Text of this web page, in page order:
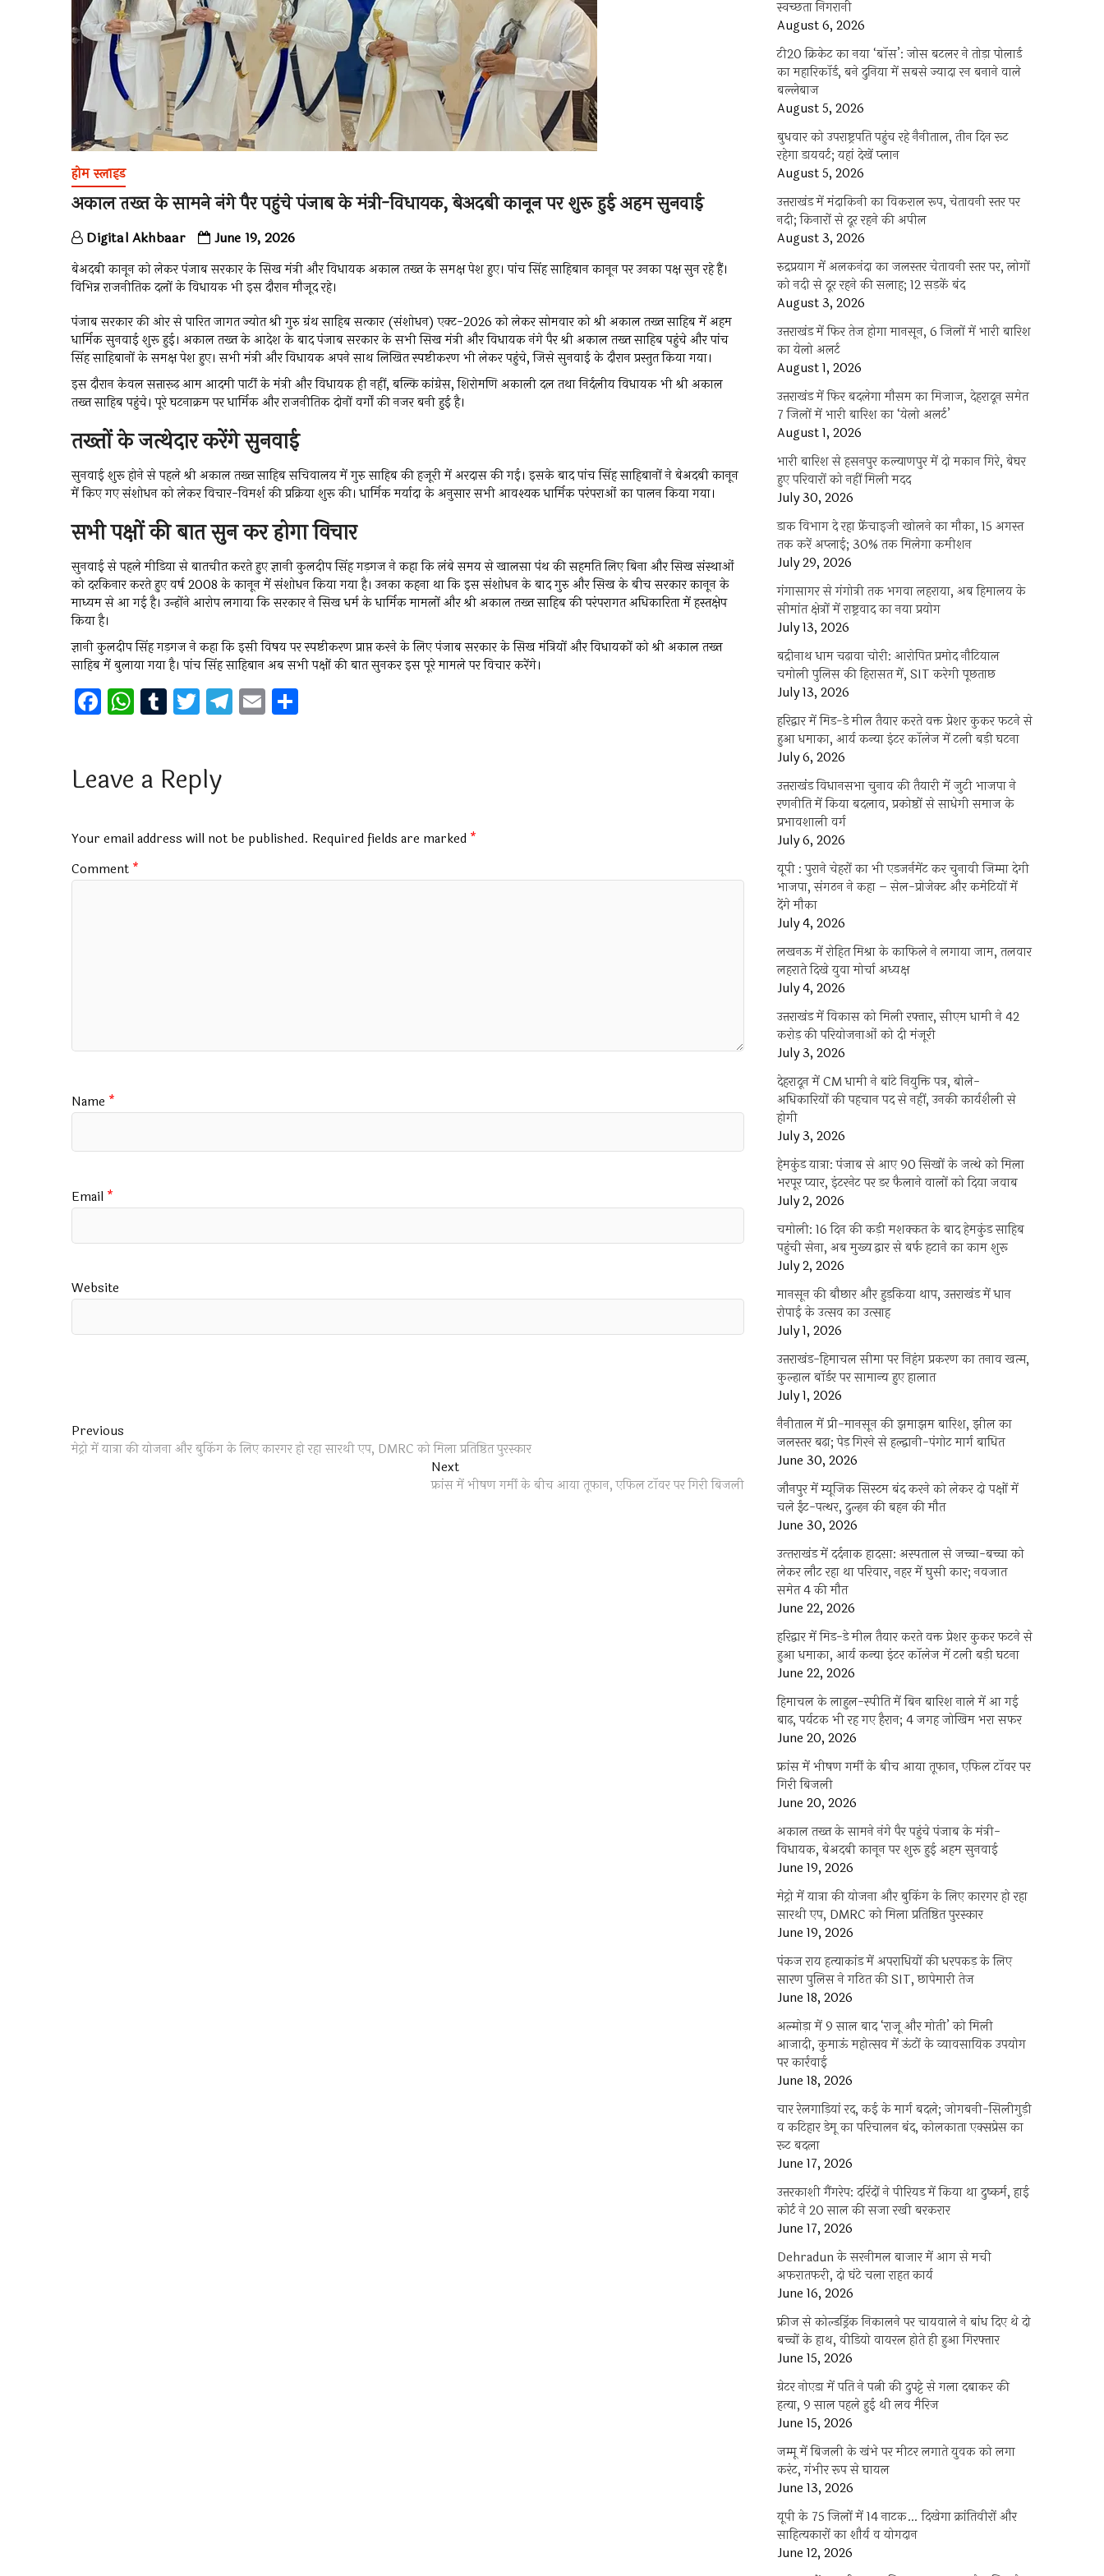
होम स्लाइड
अकाल तख्त के सामने नंगे पैर पहुंचे पंजाब के मंत्री-विधायक, बेअदबी कानून पर शुरू हुई अहम सुनवाई
Digital Akhbaar June 19, 2026
बेअदबी कानून को लेकर पंजाब सरकार के सिख मंत्री और विधायक अकाल तख्त के समक्ष पेश हुए। पांच सिंह साहिबान कानून पर उनका पक्ष सुन रहे हैं।
विभिन्न राजनीतिक दलों के विधायक भी इस दौरान मौजूद रहे।
पंजाब सरकार की ओर से पारित जागत ज्योत श्री गुरु ग्रंथ साहिब सत्कार (संशोधन) एक्ट-2026 को लेकर सोमवार को श्री अकाल तख्त साहिब में अहम
धार्मिक सुनवाई शुरू हुई। अकाल तख्त के आदेश के बाद पंजाब सरकार के सभी सिख मंत्री और विधायक नंगे पैर श्री अकाल तख्त साहिब पहुंचे और पांच
सिंह साहिबानों के समक्ष पेश हुए। सभी मंत्री और विधायक अपने साथ लिखित स्पष्टीकरण भी लेकर पहुंचे, जिसे सुनवाई के दौरान प्रस्तुत किया गया।
इस दौरान केवल सत्तारूढ़ आम आदमी पार्टी के मंत्री और विधायक ही नहीं, बल्कि कांग्रेस, शिरोमणि अकाली दल तथा निर्दलीय विधायक भी श्री अकाल
तख्त साहिब पहुंचे। पूरे घटनाक्रम पर धार्मिक और राजनीतिक दोनों वर्गों की नजर बनी हुई है।
तख्तों के जत्थेदार करेंगे सुनवाई
सुनवाई शुरू होने से पहले श्री अकाल तख्त साहिब सचिवालय में गुरु साहिब की हजूरी में अरदास की गई। इसके बाद पांच सिंह साहिबानों ने बेअदबी कानून
में किए गए संशोधन को लेकर विचार-विमर्श की प्रक्रिया शुरू की। धार्मिक मर्यादा के अनुसार सभी आवश्यक धार्मिक परंपराओं का पालन किया गया।
सभी पक्षों की बात सुन कर होगा विचार
सुनवाई से पहले मीडिया से बातचीत करते हुए ज्ञानी कुलदीप सिंह गड़गज ने कहा कि लंबे समय से खालसा पंथ की सहमति लिए बिना और सिख संस्थाओं
को दरकिनार करते हुए वर्ष 2008 के कानून में संशोधन किया गया है। उनका कहना था कि इस संशोधन के बाद गुरु और सिख के बीच सरकार कानून के
माध्यम से आ गई है। उन्होंने आरोप लगाया कि सरकार ने सिख धर्म के धार्मिक मामलों और श्री अकाल तख्त साहिब की परंपरागत अधिकारिता में हस्तक्षेप
किया है।
ज्ञानी कुलदीप सिंह गड़गज ने कहा कि इसी विषय पर स्पष्टीकरण प्राप्त करने के लिए पंजाब सरकार के सिख मंत्रियों और विधायकों को श्री अकाल तख्त
साहिब में बुलाया गया है। पांच सिंह साहिबान अब सभी पक्षों की बात सुनकर इस पूरे मामले पर विचार करेंगे।
F
a
b
o
k
W
h
s
p
p
T
u
bl
T
wi
er
T
el
m
E
m
Leave a Reply
Your email address will not be published. Required fields are marked *
Comment *
Name *
Email *
Website
Post
navigation
Previous
post:
मेट्रो में यात्रा की योजना और बुकिंग के लिए कारगर हो रहा सारथी एप, DMRC को मिला प्रतिष्ठित पुरस्कार
NextNext
post:
फ्रांस में भीषण गर्मी के बीच आया तूफान, एफिल टॉवर पर गिरी बिजली
स्वच्छता निगरानी
August 6, 2026
टी20 क्रिकेट का नया ‘बॉस’: जोस बटलर ने तोड़ा पोलार्ड
का महारिकॉर्ड, बने दुनिया में सबसे ज्यादा रन बनाने वाले
बल्लेबाज
August 5, 2026
बुधवार को उपराष्ट्रपति पहुंच रहे नैनीताल, तीन दिन रूट
रहेगा डायवर्ट; यहां देखें प्‍लान
August 5, 2026
उत्तराखंड में मंदाकिनी का विकराल रूप, चेतावनी स्तर पर
नदी; किनारों से दूर रहने की अपील
August 3, 2026
रुद्रप्रयाग में अलकनंदा का जलस्तर चेतावनी स्तर पर, लोगों
को नदी से दूर रहने की सलाह; 12 सड़कें बंद
August 3, 2026
उत्तराखंड में फिर तेज होगा मानसून, 6 जिलों में भारी बारिश
का येलो अलर्ट
August 1, 2026
उत्तराखंड में फिर बदलेगा मौसम का मिजाज, देहरादून समेत
7 जिलों में भारी बारिश का ‘येलो अलर्ट’
August 1, 2026
भारी बारिश से हसनपुर कल्याणपुर में दो मकान गिरे, बेघर
हुए परिवारों को नहीं मिली मदद
July 30, 2026
डाक विभाग दे रहा फ्रेंचाइजी खोलने का मौका, 15 अगस्त
तक करें अप्लाई; 30% तक मिलेगा कमीशन
July 29, 2026
गंगासागर से गंगोत्री तक भगवा लहराया, अब हिमालय के
सीमांत क्षेत्रों में राष्ट्रवाद का नया प्रयोग
July 13, 2026
बद्रीनाथ धाम चढ़ावा चोरी: आरोपित प्रमोद नौटियाल
चमोली पुलिस की हिरासत में, SIT करेगी पूछताछ
July 13, 2026
हरिद्वार में मिड-डे मील तैयार करते वक्त प्रेशर कुकर फटने से
हुआ धमाका, आर्य कन्या इंटर कॉलेज में टली बड़ी घटना
July 6, 2026
उत्तराखंंड विधानसभा चुनाव की तैयारी में जुटी भाजपा ने
रणनीति में किया बदलाव, प्रकोष्ठों से साधेगी समाज के
प्रभावशाली वर्ग
July 6, 2026
यूपी : पुराने चेहरों का भी एडजर्नमेंट कर चुनावी जिम्मा देगी
भाजपा, संगठन ने कहा – सेल-प्रोजेक्ट और कमेटियों में
देंगे मौका
July 4, 2026
लखनऊ में रोहित मिश्रा के काफिले ने लगाया जाम, तलवार
लहराते दिखे युवा मोर्चा अध्यक्ष
July 4, 2026
उत्तराखंड में विकास को मिली रफ्तार, सीएम धामी ने 42
करोड़ की परियोजनाओं को दी मंजूरी
July 3, 2026
देहरादून में CM धामी ने बांटे नियुक्ति पत्र, बोले-
अधिकारियों की पहचान पद से नहीं, उनकी कार्यशैली से
होगी
July 3, 2026
हेमकुंड यात्रा: पंजाब से आए 90 सिखों के जत्थे को मिला
भरपूर प्यार, इंटरनेट पर डर फैलाने वालों को दिया जवाब
July 2, 2026
चमोली: 16 दिन की कड़ी मशक्कत के बाद हेमकुंड साहिब
पहुंची सेना, अब मुख्य द्वार से बर्फ हटाने का काम शुरू
July 2, 2026
मानसून की बौछार और हुड़किया थाप, उत्तराखंड में धान
रोपाई के उत्सव का उत्साह
July 1, 2026
उत्तराखंड-हिमाचल सीमा पर निहंग प्रकरण का तनाव खत्म,
कुल्हाल बॉर्डर पर सामान्य हुए हालात
July 1, 2026
नैनीताल में प्री-मानसून की झमाझम बारिश, झील का
जलस्तर बढ़ा; पेड़ गिरने से हल्द्वानी-पंगोट मार्ग बाधित
June 30, 2026
जौनपुर में म्यूजिक सिस्टम बंद करने को लेकर दो पक्षों में
चले ईंट-पत्थर, दुल्हन की बहन की मौत
June 30, 2026
उत्‍तराखंड में दर्दनाक हादसा: अस्पताल से जच्चा-बच्चा को
लेकर लौट रहा था परिवार, नहर में घुसी कार; नवजात
समेत 4 की मौत
June 22, 2026
हरिद्वार में मिड-डे मील तैयार करते वक्त प्रेशर कुकर फटने से
हुआ धमाका, आर्य कन्या इंटर कॉलेज में टली बड़ी घटना
June 22, 2026
हिमाचल के लाहुल-स्पीति में बिन बारिश नाले में आ गई
बाढ़, पर्यटक भी रह गए हैरान; 4 जगह जोखिम भरा सफर
June 20, 2026
फ्रांस में भीषण गर्मी के बीच आया तूफान, एफिल टॉवर पर
गिरी बिजली
June 20, 2026
अकाल तख्त के सामने नंगे पैर पहुंचे पंजाब के मंत्री-
विधायक, बेअदबी कानून पर शुरू हुई अहम सुनवाई
June 19, 2026
मेट्रो में यात्रा की योजना और बुकिंग के लिए कारगर हो रहा
सारथी एप, DMRC को मिला प्रतिष्ठित पुरस्कार
June 19, 2026
पंकज राय हत्याकांड में अपराधियों की धरपकड़ के लिए
सारण पुलिस ने गठित की SIT, छापेमारी तेज
June 18, 2026
अल्मोड़ा में 9 साल बाद ‘राजू और मोती’ को मिली
आजादी, कुमाऊं महोत्सव में ऊंटों के व्यावसायिक उपयोग
पर कार्रवाई
June 18, 2026
चार रेलगाड़ियां रद, कई के मार्ग बदले; जोगबनी-सिलीगुड़ी
व कटिहार डेमू का परिचालन बंद, कोलकाता एक्सप्रेस का
रूट बदला
June 17, 2026
उत्तरकाशी गैंगरेप: दरिंदों ने पीरियड में किया था दुष्कर्म, हाई
कोर्ट ने 20 साल की सजा रखी बरकरार
June 17, 2026
Dehradun के सरनीमल बाजार में आग से मची
अफरातफरी, दो घंटे चला राहत कार्य
June 16, 2026
फ्रीज से कोल्डड्रिंक निकालने पर चायवाले ने बांध दिए थे दो
बच्चों के हाथ, वीडियो वायरल होते ही हुआ गिरफ्तार
June 15, 2026
ग्रेटर नोएडा में पति ने पत्नी की दुपट्टे से गला दबाकर की
हत्या, 9 साल पहले हुई थी लव मैरिज
June 15, 2026
जम्मू में बिजली के खंभे पर मीटर लगाते युवक को लगा
करंट, गंभीर रूप से घायल
June 13, 2026
यूपी के 75 जिलों में 14 नाटक… दिखेगा क्रांतिवीरों और
साहित्यकारों का शौर्य व योगदान
June 12, 2026